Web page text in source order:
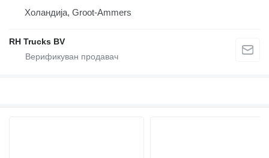
Холандија, Groot-Ammers
RH Trucks BV